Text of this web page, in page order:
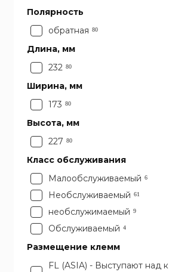
Полярность
обратная 80
Длина, мм
232 80
Ширина, мм
173 80
Высота, мм
227 80
Класс обслуживания
Малообслуживаемый 6
Необслуживаемый 61
необслужимаемый 9
Обслуживаемый 4
Размещение клемм
FL (ASIA) - Выступают над к